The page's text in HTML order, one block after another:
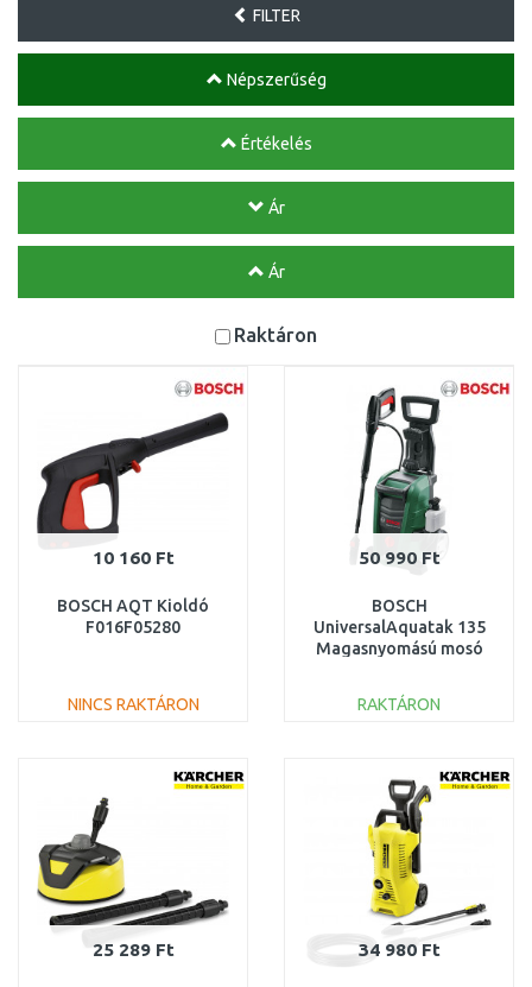
FILTER
Népszerűség
Értékelés
Ár
Ár
Raktáron
10 160 Ft
BOSCH AQT Kioldó
F016F05280
NINCS RAKTÁRON
Összehasonlítás
50 990 Ft
BOSCH
UniversalAquatak 135
Magasnyomású mosó
RAKTÁRON
Összehasonlítás
25 289 Ft 34 980 Ft